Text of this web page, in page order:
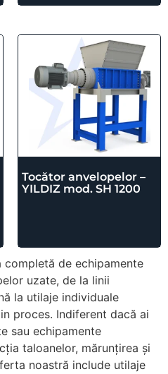
Tocător anvelopelor –
YILDIZ mod. SH 1200
completă de echipamente
uzate, de la linii
la utilaje individuale
proces. Indiferent dacă ai
sau echipamente
taloanelor, mărunțirea și
noastră include utilaje